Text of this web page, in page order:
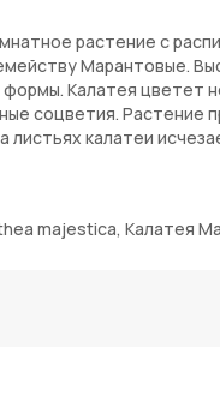
растение с
Марантовые.
формы. Калатея
соцветия. Растение
калатеи
На доставку
входят
majestica, Калатея